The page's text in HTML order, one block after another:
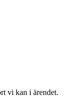
vi kan i ärendet.